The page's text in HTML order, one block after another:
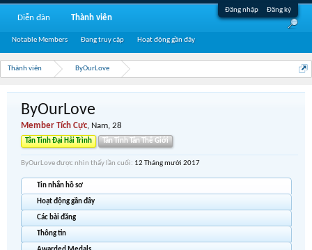
Đăng nhập Đăng ký
Thành viên ByOurLove
ByOurLove
Member Tích Cực, Nam, 28
Tân Tinh Đại Hải Trình Tân Tinh Tân Thế Giới
ByOurLove được nhìn thấy lần cuối: 12 Tháng mười 2017
Tin nhắn hồ sơ
Hoạt động gần đây
Các bài đăng
Thông tin
Diễn đàn Thành viên
Notable Members Đang truy cập Hoạt động gần đây